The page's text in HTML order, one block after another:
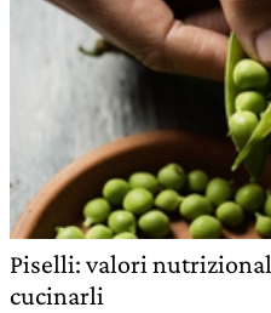
Piselli: valori
cucinarli